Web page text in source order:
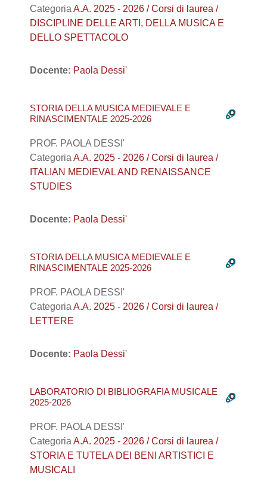
Categoria A.A. 2025 - 2026 / Corsi di laurea /
DISCIPLINE DELLE ARTI, DELLA MUSICA E
DELLO SPETTACOLO
Docente: Paola Dessi'
STORIA DELLA MUSICA MEDIEVALE E
RINASCIMENTALE 2025-2026
PROF. PAOLA DESSI'
Categoria A.A. 2025 - 2026 / Corsi di laurea /
ITALIAN MEDIEVAL AND RENAISSANCE
STUDIES
Docente: Paola Dessi'
STORIA DELLA MUSICA MEDIEVALE E
RINASCIMENTALE 2025-2026
PROF. PAOLA DESSI'
Categoria A.A. 2025 - 2026 / Corsi di laurea /
LETTERE
Docente: Paola Dessi'
LABORATORIO DI BIBLIOGRAFIA MUSICALE
2025-2026
PROF. PAOLA DESSI'
Categoria A.A. 2025 - 2026 / Corsi di laurea /
STORIA E TUTELA DEI BENI ARTISTICI E
MUSICALI